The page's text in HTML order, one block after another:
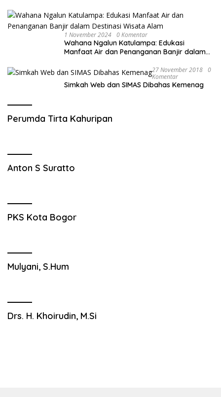
1 November 2024 0 Komentar
Wahana Ngalun Katulampa: Edukasi
Manfaat Air dan Penanganan Banjir dalam
27 November 2018 0
Komentar
Simkah Web dan SIMAS Dibahas Kemenag
Perumda Tirta Kahuripan
Anton S Suratto
PKS Kota Bogor
Mulyani, S.Hum
Drs. H. Khoirudin, M.Si